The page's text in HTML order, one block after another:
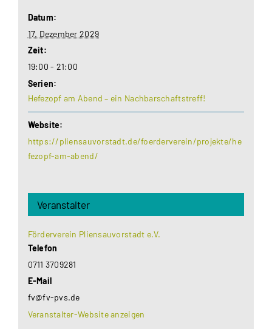
Datum:
17. Dezember 2029
Zeit:
19:00 - 21:00
Serien:
Hefezopf am Abend – ein Nachbarschaftstreff!
Website:
https://pliensauvorstadt.de/foerderverein/projekte/he
fezopf-am-abend/
Veranstalter
Förderverein Pliensauvorstadt e.V.
Telefon
0711 3709281
E-Mail
fv@fv-pvs.de
Veranstalter-Website anzeigen